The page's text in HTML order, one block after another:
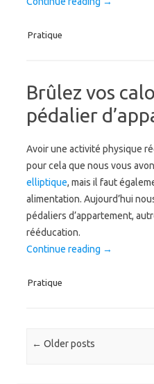
Pratique
Brûlez vos
pédalier
Avoir une activité physique
pour cela que nous vous
elliptique, mais il faut
alimentation. Aujourd’hui
pédaliers d’appartement,
rééducation.
Continue reading →
Pratique
Post navigation
← Older posts